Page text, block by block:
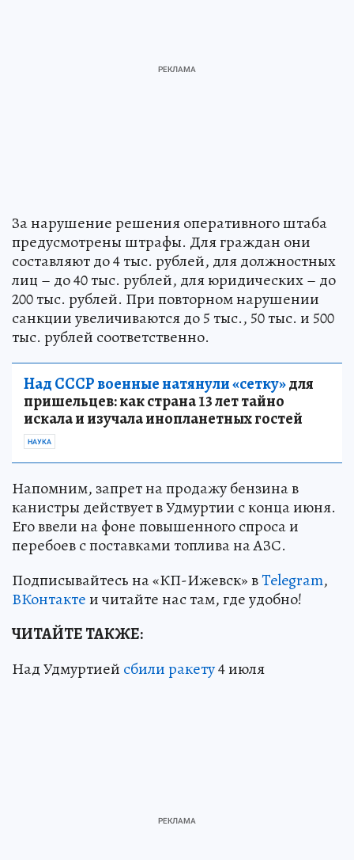
За нарушение решения оперативного штаба
предусмотрены штрафы. Для граждан они
составляют до 4 тыс. рублей, для должностных
лиц – до 40 тыс. рублей, для юридических – до
200 тыс. рублей. При повторном нарушении
санкции увеличиваются до 5 тыс., 50 тыс. и 500
тыс. рублей соответственно.
Над СССР военные натянули «сетку»для
пришельцев: как страна 13 лет тайно
искала и изучала инопланетных гостей
НАУКА
Напомним, запрет на продажу бензина в
канистры действует в Удмуртии с конца июня.
Его ввели на фоне повышенного спроса и
перебоев с поставками топлива на АЗС.
Подписывайтесь на «КП-Ижевск» вTelegram,
ВКонтактеи читайте нас там, где удобно!
ЧИТАЙТЕ ТАКЖЕ:
Над Удмуртией сбили ракету4 июля